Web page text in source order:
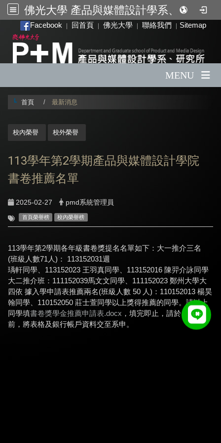
佛光大學 產品與媒體設計學系、研究所
Facebook 回首頁 佛光大學 聯絡我們 Sitemap
MENU
首頁 最新消息
校內榮譽 校外榮譽
113學年第2學期產品與媒體設計學院
書卷推薦名單
2025-02-27 pmd系統管理員
首頁榮譽榜 校內榮譽榜
113學年第2學期各年級書卷獎提名名單如下：大一推介三名
(班級人數71人)： 113152031週
瑀軒同學、113152023 王羽真同學、113152016 陳羿介詠同學
大二推介班： 111152039馬文文同學、111152023 鄭州大學大
四依 據入學申請表推薦兩名(班級人數 50 人)： 110152013 楊昊
翰同學、110152050 莊士萱同學以上獎得推薦的同學。請以上
同學填書卷獎學金推薦申請表.docx ，填完即止，請於 3 月 5 日
前，將表格及銀行帳戶資料交至系申。